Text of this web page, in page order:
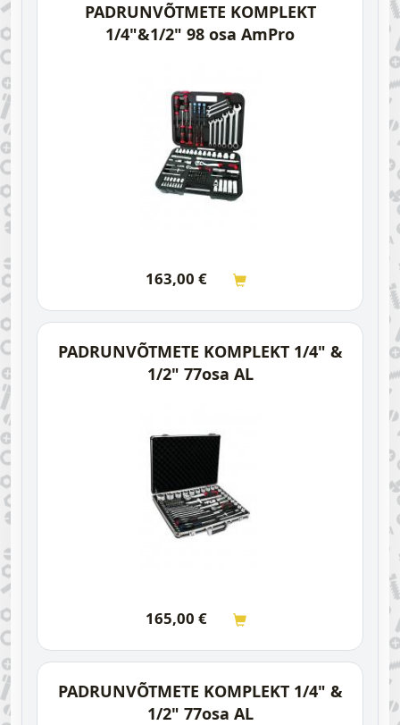
PADRUNVÕTMETE KOMPLEKT
1/4"&1/2" 98 osa AmPro
163,00 €
PADRUNVÕTMETE KOMPLEKT 1/4" &
1/2" 77osa AL
165,00 €
PADRUNVÕTMETE KOMPLEKT 1/4" &
1/2" 77osa AL